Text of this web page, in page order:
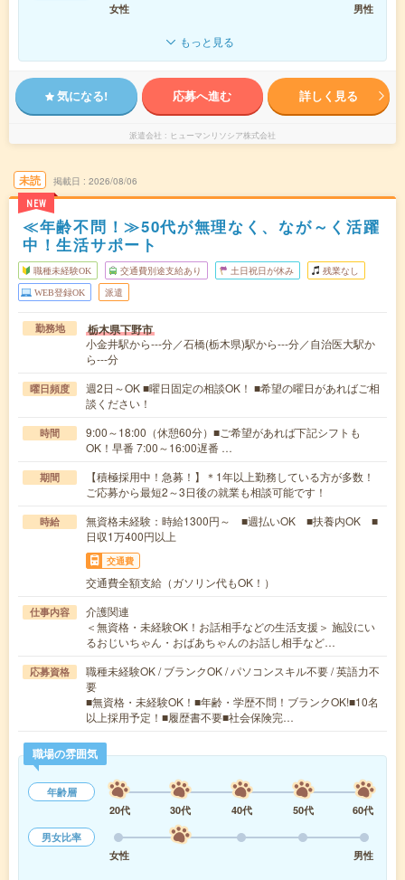
女性
男性
もっと見る
気になる! 応募へ進む 詳しく見る
派遣会社 ヒューマンリソシア株式会社
未読
NEW
掲載日 2026/08/06
≪年齢不問！≫50代が無理なく、なが～く活躍
中！生活サポート
職種未経験OK 交通費別途支給あり 土日祝日が休み 残業なし
WEB登録OK 派遣
勤務地 栃木県下野市
小金井駅から---分／石橋(栃木県)駅から---分／自治医大駅か
ら---分
曜日頻度
週2日～OK ■曜日固定の相談OK！ ■希望の曜日があればご相
談ください！
時間
9:00～18:00（休憩60分）■ご希望があれば下記シフトも
OK！早番 7:00～16:00遅番 …
期間
【積極採用中！急募！】＊1年以上勤務している方が多数！
ご応募から最短2～3日後の就業も相談可能です！
時給
無資格未経験：時給1300円～ ■週払いOK ■扶養内OK ■
日収1万400円以上
交通費
交通費全額支給（ガソリン代もOK！）
仕事内容
介護関連
＜無資格・未経験OK！お話相手などの生活支援＞ 施設にい
るおじいちゃん・おばあちゃんのお話し相手など…
応募資格
職種未経験OK / ブランクOK / パソコンスキル不要 / 英語力不
要
■無資格・未経験OK！■年齢・学歴不問！ブランクOK!■10名
以上採用予定！■履歴書不要■社会保険完…
職場の雰囲気
年齢層
20代
30代 40代 50代
60代
男女比率
女性
男性